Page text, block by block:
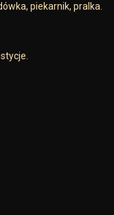
piekarnik, pralka.